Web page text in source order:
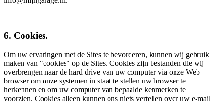
6. Cookies.
Om uw ervaringen met de Sites te bevorderen, kunnen wij gebruik
maken van "cookies" op de Sites. Cookies zijn bestanden die wij
overbrengen naar de hard drive van uw computer via onze Web
browser om onze systemen in staat te stellen uw browser te
herkennen en om uw computer van bepaalde kenmerken te
voorzien. Cookies alleen kunnen ons niets vertellen over uw e-mail